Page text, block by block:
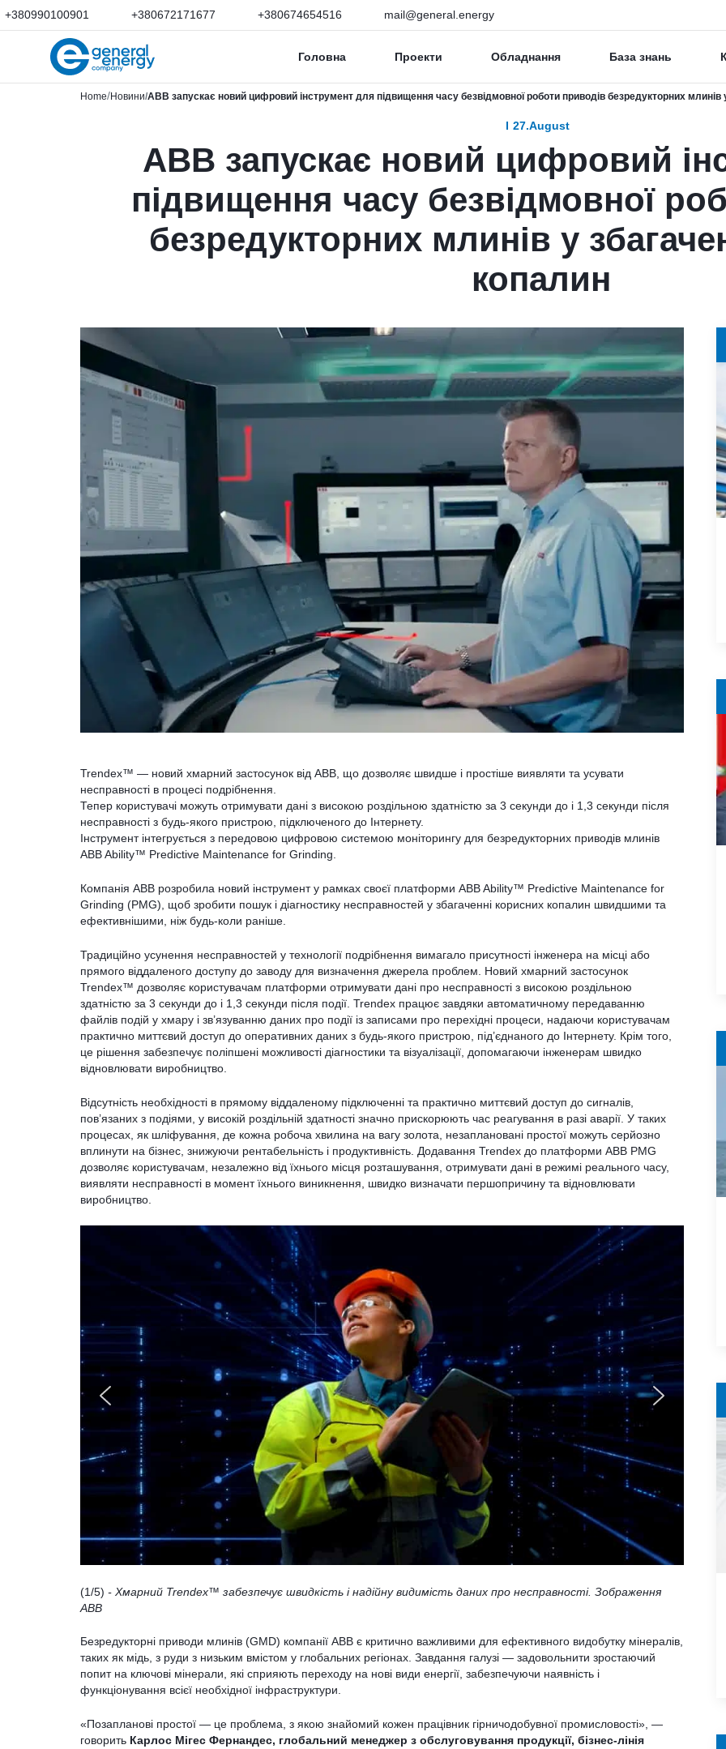
+380990100901 +380672171677 +380674654516 mail@general.energy
Головна Проекти Обладнання База знань
Home Новини ABB запускає новий цифровий інструмент для підвищення часу безвідмовної роботи приводів безредукторних млинів
27.August
ABB запускає новий цифровий
підвищення часу безвідмовної
безредукторних млинів у
копалин
Trendex™ — новий хмарний застосунок від ABB, що дозволяє швидше і простіше виявляти та усувати
несправності в процесі подрібнення.
Тепер користувачі можуть отримувати дані з високою роздільною здатністю за 3 секунди до і 1,3 секунди після
несправності з будь-якого пристрою, підключеного до Інтернету.
Інструмент інтегрується з передовою цифровою системою моніторингу для безредукторних приводів млинів
ABB Ability™ Predictive Maintenance for Grinding.
Компанія ABB розробила новий інструмент у рамках своєї платформи ABB Ability™ Predictive Maintenance for
Grinding (PMG), щоб зробити пошук і діагностику несправностей у збагаченні корисних копалин швидшими та
ефективнішими, ніж будь-коли раніше.
Традиційно усунення несправностей у технології подрібнення вимагало присутності інженера на місці або
прямого віддаленого доступу до заводу для визначення джерела проблем. Новий хмарний застосунок
Trendex™ дозволяє користувачам платформи отримувати дані про несправності з високою роздільною
здатністю за 3 секунди до і 1,3 секунди після події. Trendex працює завдяки автоматичному передаванню
файлів подій у хмару і зв’язуванню даних про події із записами про перехідні процеси, надаючи користувачам
практично миттєвий доступ до оперативних даних з будь-якого пристрою, під’єднаного до Інтернету. Крім того,
це рішення забезпечує поліпшені можливості діагностики та візуалізації, допомагаючи інженерам швидко
відновлювати виробництво.
Відсутність необхідності в прямому віддаленому підключенні та практично миттєвий доступ до сигналів,
пов’язаних з подіями, у високій роздільній здатності значно прискорюють час реагування в разі аварії. У таких
процесах, як шліфування, де кожна робоча хвилина на вагу золота, незаплановані простої можуть серйозно
вплинути на бізнес, знижуючи рентабельність і продуктивність. Додавання Trendex до платформи ABB PMG
дозволяє користувачам, незалежно від їхнього місця розташування, отримувати дані в режимі реального часу,
виявляти несправності в момент їхнього виникнення, швидко визначати першопричину та відновлювати
виробництво.
(1/5) - Хмарний Trendex™ забезпечує швидкість і надійну видимість даних про несправності. Зображення
ABB
Безредукторні приводи млинів (GMD) компанії ABB є критично важливими для ефективного видобутку мінералів,
таких як мідь, з руди з низьким вмістом у глобальних регіонах. Завдання галузі — задовольнити зростаючий
попит на ключові мінерали, які сприяють переходу на нові види енергії, забезпечуючи наявність і
функціонування всієї необхідної інфраструктури.
«Позапланові простої — це проблема, з якою знайомий кожен працівник гірничодобувної промисловості», —
говорить Карлос Мігес Фернандес, глобальний менеджер з обслуговування продукції, бізнес-лінія